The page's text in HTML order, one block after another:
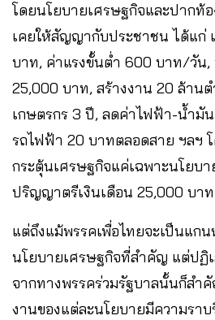
โดยนโยบายเศรษฐกิจและปากท้
เคยให้สัญญากับประชาชน ได้แก่
บาท, ค่าแรงขั้นต่ำ 600 บาท/วัน
25,000 บาท, สร้างงาน 20 ล้าน
เกษตรกร 3 ปี, ลดค่าไฟฟ้า-น้ำมั
รถไฟฟ้า 20 บาทตลอดสาย ฯลฯ
กระตุ้นเศรษฐกิจแค่เฉพาะนโยบ
ปริญญาตรีเงินเดือน 25,000 บา
แต่ถึงแม้พรรคเพื่อไทยจะเป็นแก
นโยบายเศรษฐกิจที่สำคัญ แต่ปฏิ
จากทางพรรคร่วมรัฐบาลนั้นก็สำ
งานของแต่ละนโยบายมีความรา